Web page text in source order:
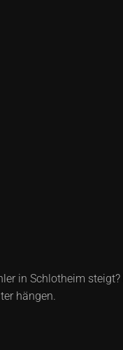
in Schlotheim
hängen.